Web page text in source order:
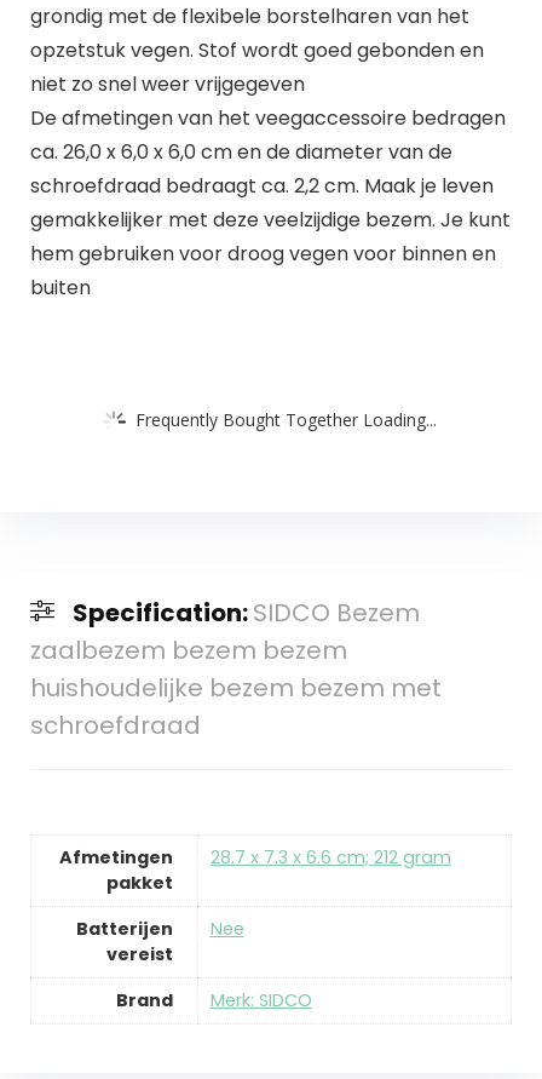
grondig met de flexibele borstelharen van het
opzetstuk vegen. Stof wordt goed gebonden en
niet zo snel weer vrijgegeven
De afmetingen van het veegaccessoire bedragen
ca. 26,0 x 6,0 x 6,0 cm en de diameter van de
schroefdraad bedraagt ca. 2,2 cm. Maak je leven
gemakkelijker met deze veelzijdige bezem. Je kunt
hem gebruiken voor droog vegen voor binnen en
buiten
Frequently Bought Together Loading...
Specification:SIDCO Bezem
zaalbezem bezem bezem
huishoudelijke bezem bezem met
schroefdraad
Afmetingen
pakket
‎28.7 x 7.3 x 6.6 cm; 212 gram
Batterijen
vereist
‎Nee
Brand Merk: SIDCO